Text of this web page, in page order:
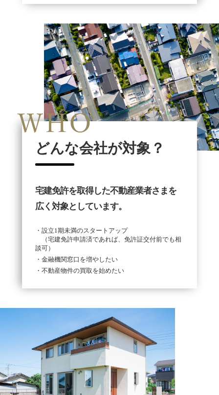
どんな会社が対象？
宅建免許を取得した不動産業者さまを
広く対象としています。
・設立1期未満のスタートアップ
（宅建免許申請済であれば、免許証交付前でも相
談可）
・金融機関窓口を増やしたい
・不動産物件の買取を始めたい